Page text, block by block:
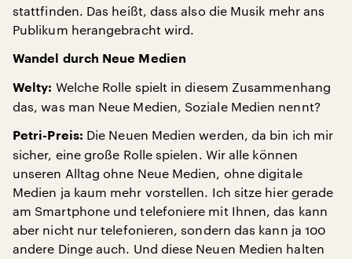
stattfinden. Das heißt, dass also die Musik mehr ans
Publikum herangebracht wird.
Wandel durch Neue Medien
Welty: Welche Rolle spielt in diesem Zusammenhang
das, was man Neue Medien, Soziale Medien nennt?
Petri-Preis: Die Neuen Medien werden, da bin ich mir
sicher, eine große Rolle spielen. Wir alle können
unseren Alltag ohne Neue Medien, ohne digitale
Medien ja kaum mehr vorstellen. Ich sitze hier gerade
am Smartphone und telefoniere mit Ihnen, das kann
aber nicht nur telefonieren, sondern das kann ja 100
andere Dinge auch. Und diese Neuen Medien halten